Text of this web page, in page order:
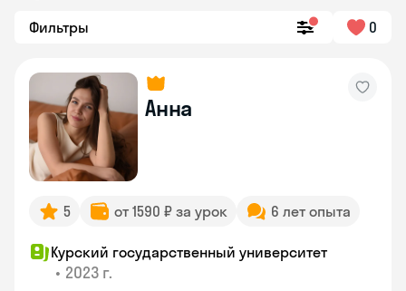
Фильтры 0
Анна
5 от 1590 ₽ за урок 6 лет опыта
Курский государственный университет
• 2023 г.